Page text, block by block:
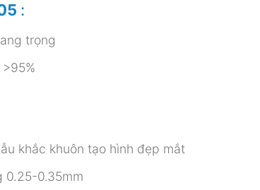
:
trọng
khắc khuôn tạo hình đẹp mắt
0.25-0.35mm